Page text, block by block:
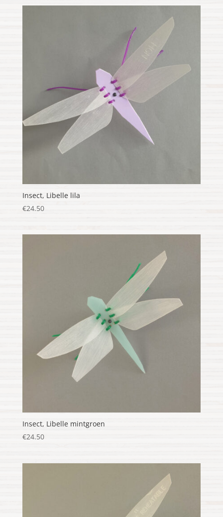
Insect, Libelle lila
€24.50
Insect, Libelle mintgroen
€24.50